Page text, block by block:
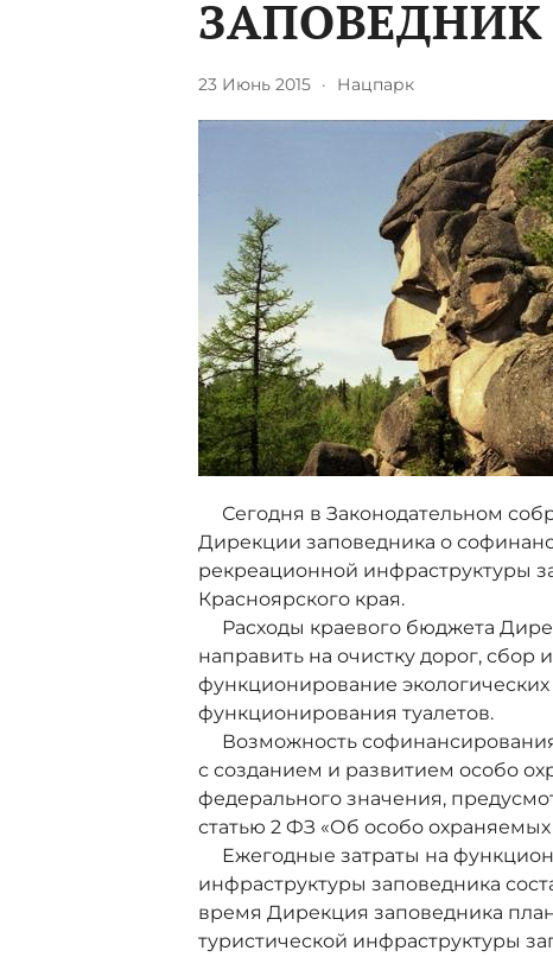
ЗАПОВЕДНИК
23 Июнь 2015 · Нацпарк
Сегодня в Законодательном
Дирекции заповедника о
рекреационной инфраструктуры
Красноярского края.
Расходы краевого бюджета
направить на очистку дорог, сбор
функционирование
функционирования туалетов.
Возможность
с созданием и развитием особо
федерального значения,
статью 2 ФЗ «Об особо
Ежегодные затраты на
инфраструктуры заповедника
время Дирекция заповедника
туристической инфраструктуры